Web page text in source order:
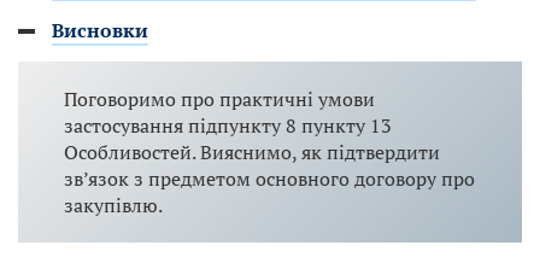
Висновки
Поговоримо про практичні умови
застосування підпункту 8 пункту 13
Особливостей. Вияснимо, як підтвердити
зв’язок з предметом основного договору про
закупівлю.